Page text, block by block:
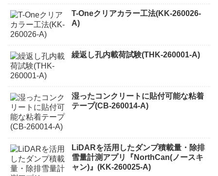
T-Oneクリアカラー工法(KK-260026-
A)
繰返し孔内載荷試験(THK-260001-A)
湿ったコンクリートに貼付可能な粘着
テープ(CB-260014-A)
LiDARを活用したダンプ積載量・除排
雪量計測アプリ『NorthCan(ノースキ
ャン)』(KK-260025-A)